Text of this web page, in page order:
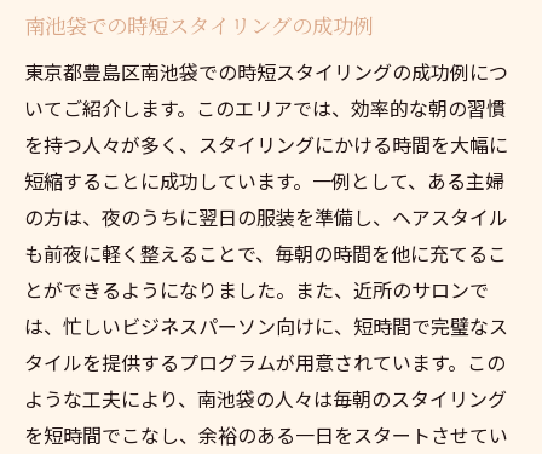
南池袋での時短スタイリングの成功例
東京都豊島区南池袋での時短スタイリングの成功例につ
いてご紹介します。このエリアでは、効率的な朝の習慣
を持つ人々が多く、スタイリングにかける時間を大幅に
短縮することに成功しています。一例として、ある主婦
の方は、夜のうちに翌日の服装を準備し、ヘアスタイル
も前夜に軽く整えることで、毎朝の時間を他に充てるこ
とができるようになりました。また、近所のサロンで
は、忙しいビジネスパーソン向けに、短時間で完璧なス
タイルを提供するプログラムが用意されています。この
ような工夫により、南池袋の人々は毎朝のスタイリング
を短時間でこなし、余裕のある一日をスタートさせてい